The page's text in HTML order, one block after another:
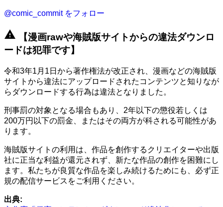
@comic_commit をフォロー
warning 【漫画rawや海賊版サイトからの違法ダウンロ
ードは犯罪です】
令和3年1月1日から著作権法が改正され、漫画などの海賊版
サイトから違法にアップロードされたコンテンツと知りなが
らダウンロードする行為は違法となりました。
刑事罰の対象となる場合もあり、2年以下の懲役若しくは
200万円以下の罰金、またはその両方が科される可能性があ
ります。
海賊版サイトの利用は、作品を創作するクリエイターや出版
社に正当な利益が還元されず、新たな作品の創作を困難にし
ます。私たちが良質な作品を楽しみ続けるためにも、必ず正
規の配信サービスをご利用ください。
出典: